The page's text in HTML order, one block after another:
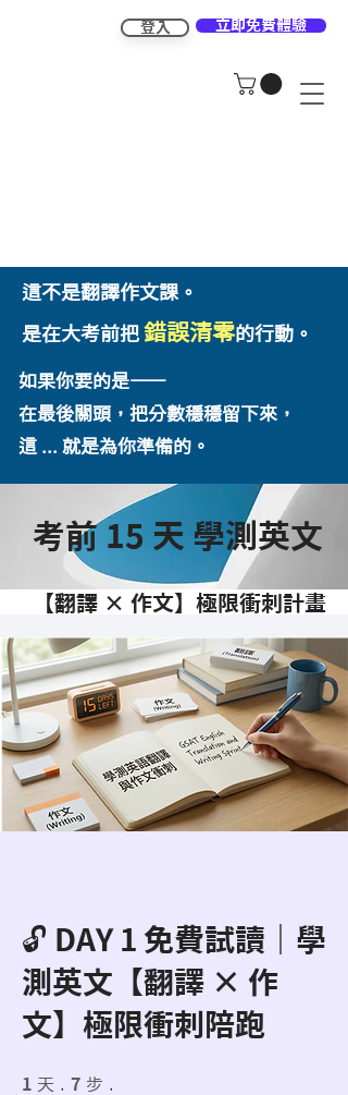
登入 立即免費體驗
這不是翻譯作文課。
是在大考前把錯誤清零的行動。
如果你要的是——
在最後關頭，把分數穩穩留下來，
這 ... 就是為你準備的。
考前 15 天 學測英文
【翻譯 × 作文】極限衝刺計畫
🔓 DAY 1 免費試讀｜學
測英文【翻譯 × 作
文】極限衝刺陪跑
1 天 1 天7 步